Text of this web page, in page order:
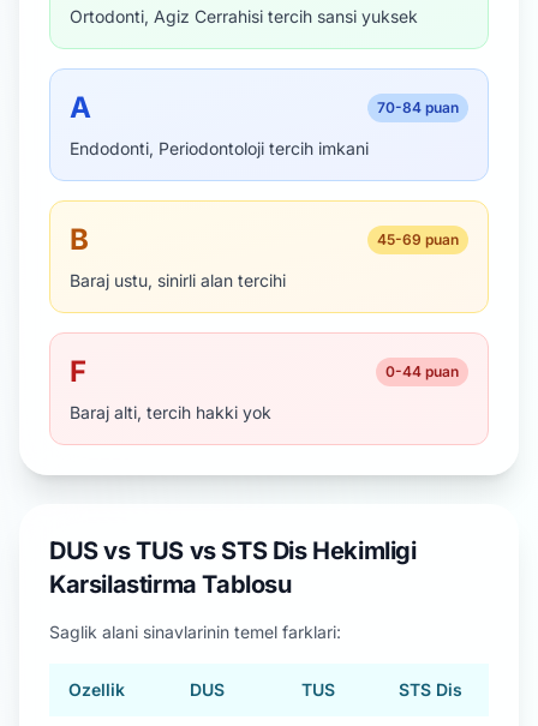
Ortodonti, Agiz Cerrahisi tercih sansi yuksek
A 70-84 puan
Endodonti, Periodontoloji tercih imkani
B 45-69 puan
Baraj ustu, sinirli alan tercihi
F 0-44 puan
Baraj alti, tercih hakki yok
DUS vs TUS vs STS Dis Hekimligi
Karsilastirma Tablosu
Saglik alani sinavlarinin temel farklari:
Ozellik DUS TUS STS Dis